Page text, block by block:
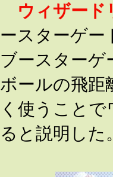
ウィザード
ースターゲー
ブースターゲ
ボールの飛距
く使うこと
ると説明した。